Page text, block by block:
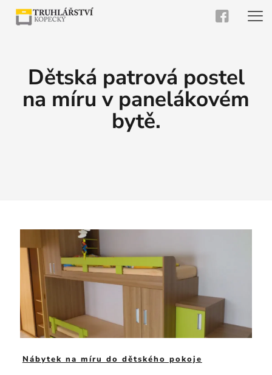
Dětská patrová postel
na míru v panelákovém
bytě.
Nábytek na míru do dětského pokoje